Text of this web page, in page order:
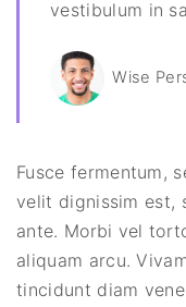
vestibulum in
Wise
Fusce fermentum,
velit dignissim est,
ante. Morbi vel
aliquam arcu.
tincidunt diam